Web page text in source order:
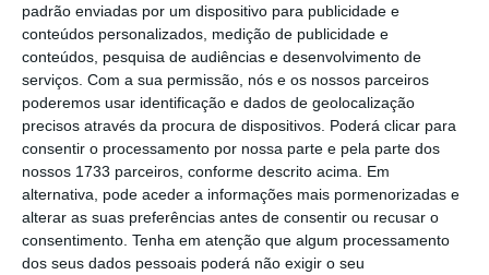
padrão enviadas por um dispositivo para publicidade e
conteúdos personalizados, medição de publicidade e
conteúdos, pesquisa de audiências e desenvolvimento de
serviços. Com a sua permissão, nós e os nossos parceiros
poderemos usar identificação e dados de geolocalização
precisos através da procura de dispositivos. Poderá clicar para
consentir o processamento por nossa parte e pela parte dos
nossos 1733 parceiros, conforme descrito acima. Em
alternativa, pode aceder a informações mais pormenorizadas e
alterar as suas preferências antes de consentir ou recusar o
consentimento. Tenha em atenção que algum processamento
dos seus dados pessoais poderá não exigir o seu
A taxa de sindicalização em Portugal passou
de 60,8% em 1978 para 15,3% em 2016,
evolução que representa a segunda maior
quebra entre os países da Organização para
a Cooperação e o Desenvolvimento
Económico (OCDE). No conjunto dos 25 países
analisados, foi a Nova Zelândia a registar o
maior recuo da sindicalização. Destaque ainda
para a Islândia e para a Suécia, que